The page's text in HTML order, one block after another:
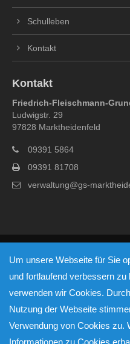
Schulleben
Kontakt
Kontakt
Friedrich-Fleischmann-
Ludwigstr. 29
97828 Marktheidenfeld
09391 5864
09391 81708
verwaltung@gs-
© Copyright 2026 - Friedrich-
Marktheidenfeld
Impressum
Um unsere Webseite für Sie
und fortlaufend verbessern zu
verwenden wir Cookies.
Nutzung der Webseite
Verwendung von Cookies zu.
Informationen zu Cookies